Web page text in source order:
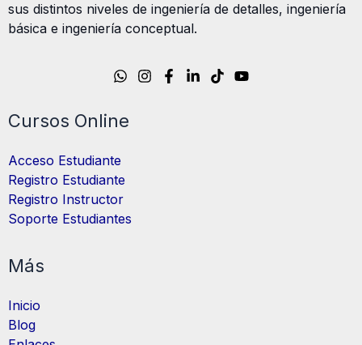
sus distintos niveles de ingeniería de detalles, ingeniería
básica e ingeniería conceptual.
Cursos Online
Acceso Estudiante
Registro Estudiante
Registro Instructor
Soporte Estudiantes
Más
Inicio
Blog